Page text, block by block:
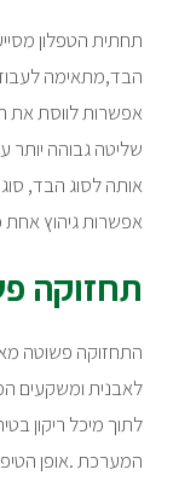
תחתית הטפלון
הבד,מתאימה
אפשרות לווסת את
שליטה גבוהה יותר
אותה לסוג הבד,
אפשרות גיהוץ
תחזוקה פשוטה
התחזוקה פשוטה
לאבנית ומשקעים
לתוך מיכל ריקון
המערכת .אופן